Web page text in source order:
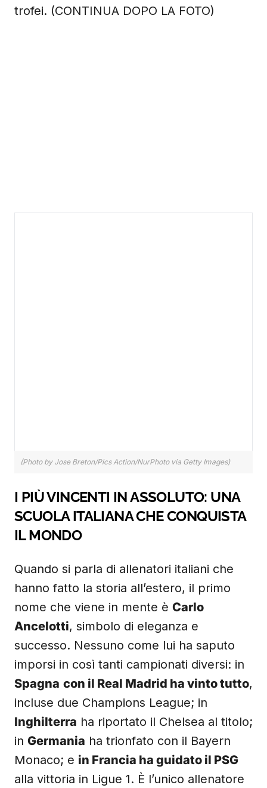
trofei. (CONTINUA DOPO LA FOTO)
(Photo by Jose Breton/Pics Action/NurPhoto via Getty Images)
I PIÙ VINCENTI IN ASSOLUTO: UNA
SCUOLA ITALIANA CHE CONQUISTA
IL MONDO
Quando si parla di allenatori italiani che
hanno fatto la storia all’estero, il primo
nome che viene in mente è Carlo
Ancelotti, simbolo di eleganza e
successo. Nessuno come lui ha saputo
imporsi in così tanti campionati diversi: in
Spagna con il Real Madrid ha vinto tutto,
incluse due Champions League; in
Inghilterra ha riportato il Chelsea al titolo;
in Germania ha trionfato con il Bayern
Monaco; e in Francia ha guidato il PSG
alla vittoria in Ligue 1. È l’unico allenatore